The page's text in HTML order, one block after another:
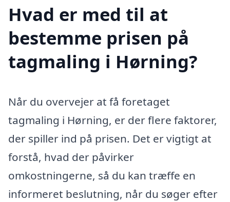
Hvad er med til at
bestemme prisen på
tagmaling i Hørning?
Når du overvejer at få foretaget
tagmaling i Hørning, er der flere faktorer,
der spiller ind på prisen. Det er vigtigt at
forstå, hvad der påvirker
omkostningerne, så du kan træffe en
informeret beslutning, når du søger efter